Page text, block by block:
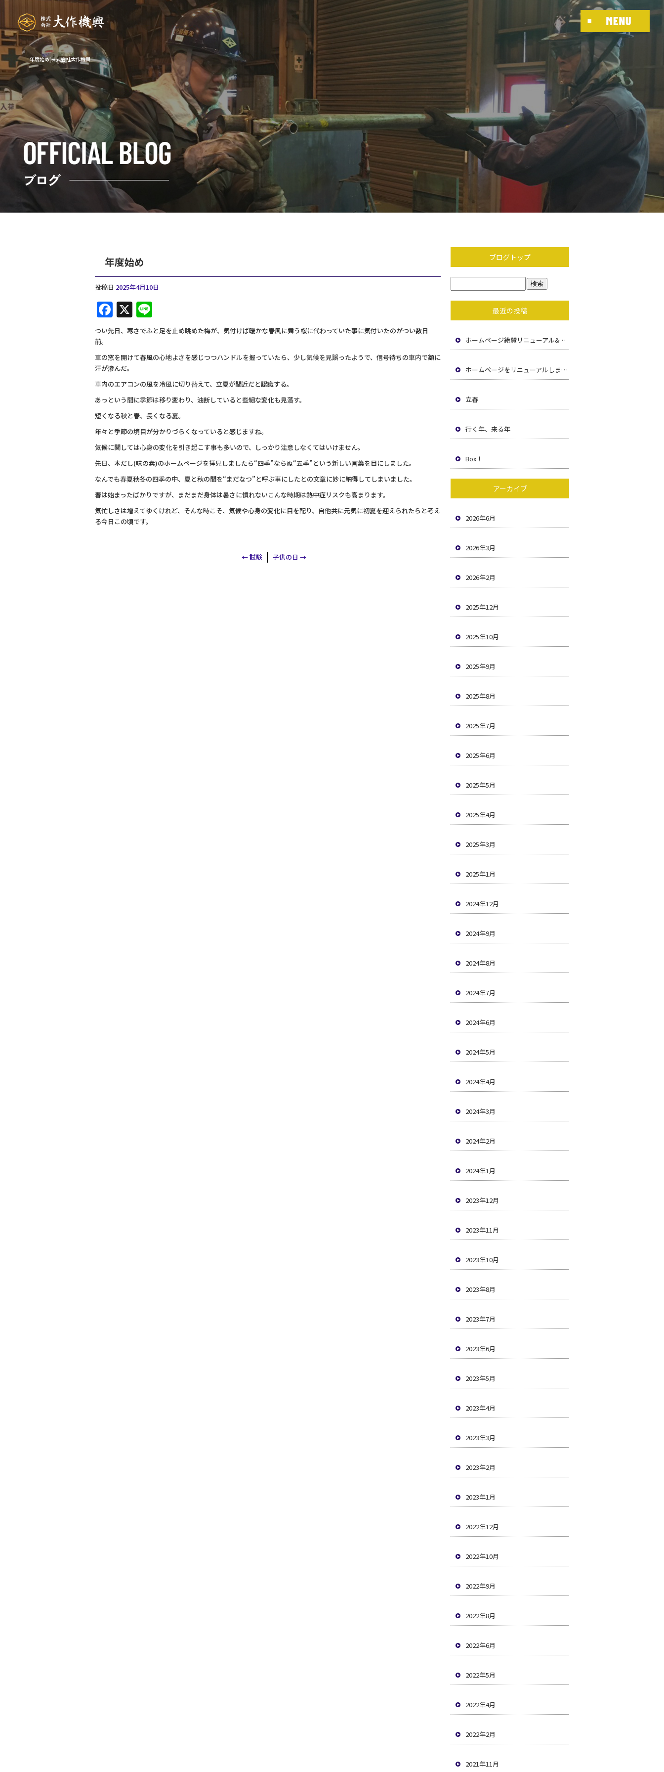
年度始め|株式会社大作機興
年度始め
投稿日 2025年4月10日
F
a
c
e
b
o
o
k
X
n
e
つい先日、寒さでふと足を止め眺めた梅が、気付けば暖かな春風に舞う桜に代わっていた事に気付いたのがつい数日
前。
車の窓を開けて春風の心地よさを感じつつハンドルを握っていたら、少し気候を見誤ったようで、信号待ちの車内で額に
汗が滲んだ。
車内のエアコンの風を冷風に切り替えて、立夏が間近だと認識する。
あっという間に季節は移り変わり、油断していると些細な変化も見落す。
短くなる秋と春、長くなる夏。
年々と季節の境目が分かりづらくなっていると感じますね。
気候に関しては心身の変化を引き起こす事も多いので、しっかり注意しなくてはいけません。
先日、本だし(味の素)のホームページを拝見しましたら“四季”ならぬ“五季”という新しい言葉を目にしました。
なんでも春夏秋冬の四季の中、夏と秋の間を“まだなつ”と呼ぶ事にしたとの文章に妙に納得してしまいました。
春は始まったばかりですが、まだまだ身体は暑さに慣れないこんな時期は熱中症リスクも高まります。
気忙しさは増えてゆくけれど、そんな時こそ、気候や心身の変化に目を配り、自他共に元気に初夏を迎えられたらと考え
る今日この頃です。
←試験 子供の日 →
ブログトップ
最近の投稿
ホームページ絶賛リニューアル&求職者ページコンテンツ 追加中！乞うご期待！！！
ホームページをリニューアルしました！
立春
行く年、来る年
Box！
アーカイブ
2026年6月
2026年3月
2026年2月
2025年12月
2025年10月
2025年9月
2025年8月
2025年7月
2025年6月
2025年5月
2025年4月
2025年3月
2025年1月
2024年12月
2024年9月
2024年8月
2024年7月
2024年6月
2024年5月
2024年4月
2024年3月
2024年2月
2024年1月
2023年12月
2023年11月
2023年10月
2023年8月
2023年7月
2023年6月
2023年5月
2023年4月
2023年3月
2023年2月
2023年1月
2022年12月
2022年10月
2022年9月
2022年8月
2022年6月
2022年5月
2022年4月
2022年2月
2021年11月